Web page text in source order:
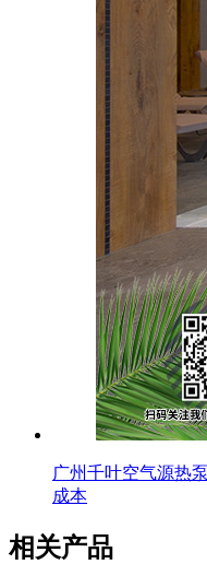
广州千叶空气源热
成本
相关产品